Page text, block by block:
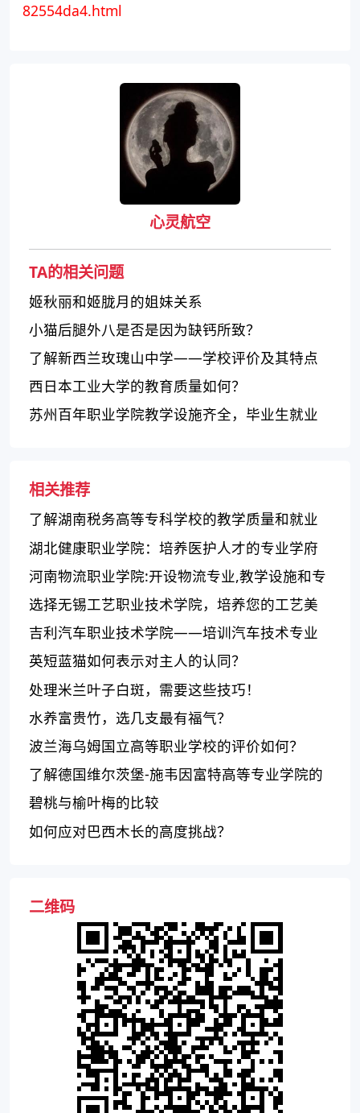
82554da4.html
心灵航空
TA的相关问题
姬秋丽和姬胧月的姐妹关系
小猫后腿外八是否是因为缺钙所致？
了解新西兰玫瑰山中学——学校评价及其特点
西日本工业大学的教育质量如何？
苏州百年职业学院教学设施齐全，毕业生就业
相关推荐
了解湖南税务高等专科学校的教学质量和就业
前景
湖北健康职业学院：培养医护人才的专业学府
河南物流职业学院:开设物流专业,教学设施和专
业师资丰富,授予学生全面的物流教育和实践体
验,在物流领域有其特殊地位和声誉
选择无锡工艺职业技术学院，培养您的工艺美
术与艺术设计创意人才！
吉利汽车职业技术学院——培训汽车技术专业
人才的综合性学府
英短蓝猫如何表示对主人的认同？
处理米兰叶子白斑，需要这些技巧！
水养富贵竹，选几支最有福气？
波兰海乌姆国立高等职业学校的评价如何？
了解德国维尔茨堡-施韦因富特高等专业学院的
优势和不足
碧桃与榆叶梅的比较
如何应对巴西木长的高度挑战？
二维码